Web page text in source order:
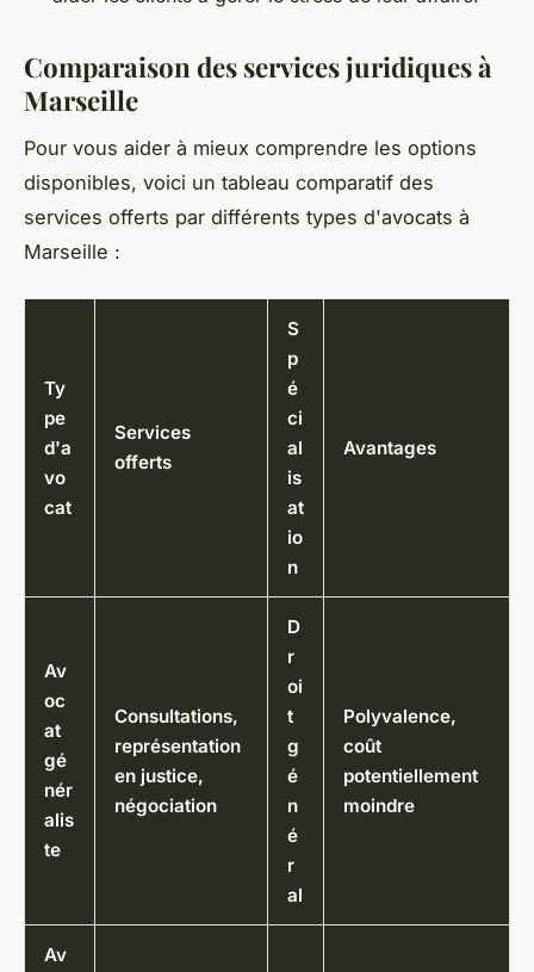
Comparaison des services juridiques à
Marseille
Pour vous aider à mieux comprendre les options
disponibles, voici un tableau comparatif des
services offerts par différents types d'avocats à
Marseille :
Ty
pe
d'a
vo
cat
Services
offerts
S
p
é
ci
al
is
at
io
n
Avantages
Av
oc
at
gé
nér
alis
te
Consultations,
représentation
en justice,
négociation
D
r
oi
t
g
é
n
é
r
al
Polyvalence,
coût
potentiellement
moindre
Av